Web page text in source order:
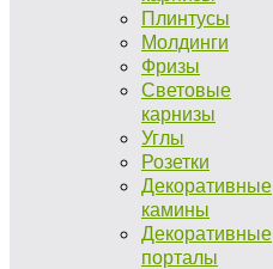
Плинтусы
Молдинги
Фризы
Световые
карнизы
Углы
Розетки
Декоративные
камины
Декоративные
порталы